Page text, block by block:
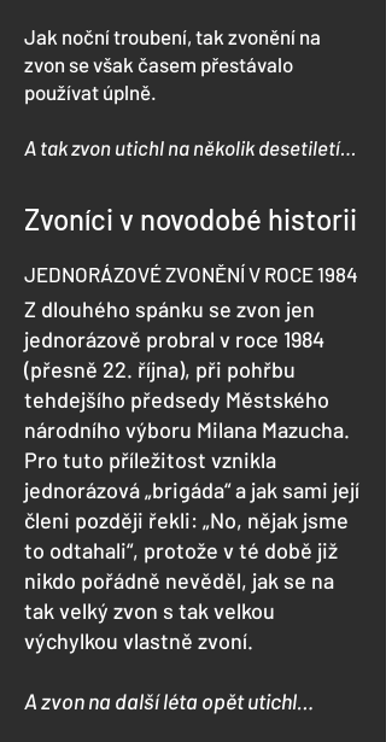
Jak noční troubení, tak zvonění na
zvon se však časem přestávalo
používat úplně.
A tak zvon utichl na několik desetiletí…
Zvoníci v novodobé historii
JEDNORÁZOVÉ ZVONĚNÍ V ROCE 1984
Z dlouhého spánku se zvon jen
jednorázově probral v roce 1984
(přesně 22. října), při pohřbu
tehdejšího předsedy Městského
národního výboru Milana Mazucha.
Pro tuto příležitost vznikla
jednorázová „brigáda“ a jak sami její
členi později řekli: „No, nějak jsme
to odtahali“, protože v té době již
nikdo pořádně nevěděl, jak se na
tak velký zvon s tak velkou
výchylkou vlastně zvoní.
A zvon na další léta opět utichl…